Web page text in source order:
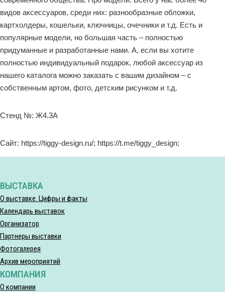
видов аксессуаров, среди них: разнообразные обложки,
картхолдеры, кошельки, ключницы, очечники и т.д. Есть и
популярные модели, но большая часть – полностью
придуманные и разработанные нами. А, если вы хотите
полностью индивидуальный подарок, любой аксессуар из
нашего каталога можно заказать с вашим дизайном – с
собственным артом, фото, детским рисунком и т.д.
Стенд №: Ж4.3A
Сайт: https://tiggy-design.ru/; https://t.me/tiggy_design;
ВЫСТАВКА
О выставке. Цифры и факты
Календарь выставок
Организатор
Партнеры выставки
Фотогалерея
Архив мероприятий
КОМПАНИЯ
О компании